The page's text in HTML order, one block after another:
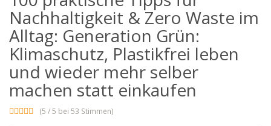
Nachhaltigkeit & Zero Waste im
Alltag: Generation Grün:
Klimaschutz, Plastikfrei leben
und wieder mehr selber
machen statt einkaufen
(5 / 5 bei 53 Stimmen)